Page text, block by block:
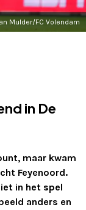
Mulder/FC Volendam
in De
maar kwam
Feyenoord.
in het spel
anders en